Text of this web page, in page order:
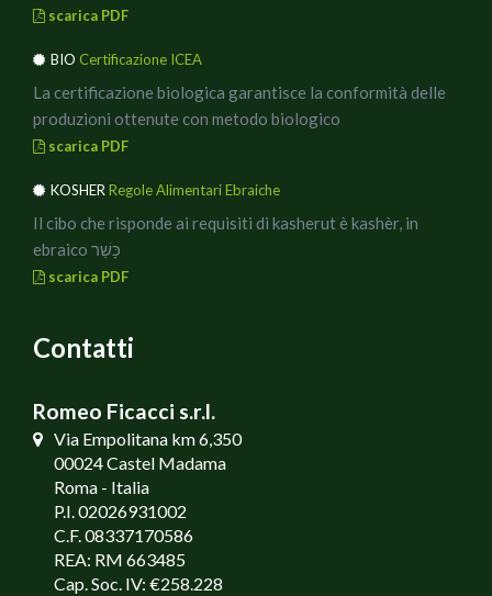
scarica PDF
BIO Certificazione ICEA
La certificazione biologica garantisce la conformità delle
produzioni ottenute con metodo biologico
scarica PDF
KOSHER Regole Alimentari Ebraiche
Il cibo che risponde ai requisiti di kasherut è kashèr, in
ebraico כָּשֵׁר
scarica PDF
Contatti
Romeo Ficacci s.r.l.
Via Empolitana km 6,350
00024 Castel Madama
Roma - Italia
P.I. 02026931002
C.F. 08337170586
REA: RM 663485
Cap. Soc. IV: €258.228